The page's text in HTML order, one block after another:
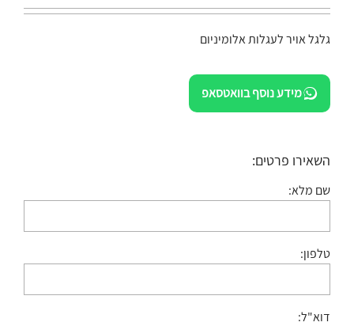
גלגל אויר לעגלות אלומיניום
מידע נוסף בוואטסאפ
השאירו פרטים:
שם מלא:
טלפון:
דוא"ל: